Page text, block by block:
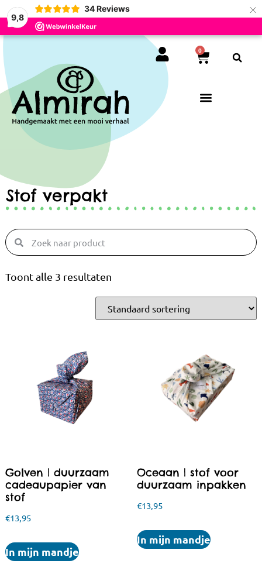
9,8
34 Reviews ×
0
Stof verpakt
Toont alle 3 resultaten
Golven | duurzaam
cadeaupapier van
stof
€13,95
In mijn mandje
Oceaan | stof voor
duurzaam inpakken
€13,95
In mijn mandje